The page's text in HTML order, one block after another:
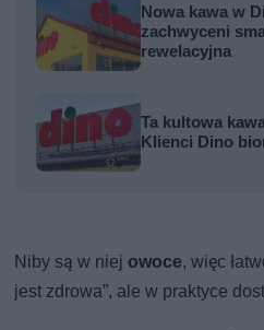
Nowa kawa w
zachwyceni
rewelacyjna
Ta kultowa
Klienci Dino
Niby są w niej owoce, więc
jest zdrowa”, ale w praktyce